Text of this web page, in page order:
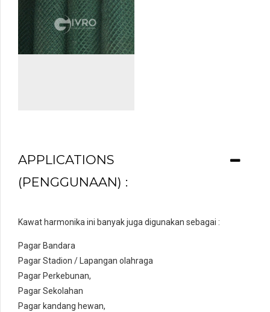
APPLICATIONS
(PENGGUNAAN) :
Kawat harmonika ini banyak juga digunakan sebagai :
Pagar Bandara
Pagar Stadion / Lapangan olahraga
Pagar Perkebunan,
Pagar Sekolahan
Pagar kandang hewan,